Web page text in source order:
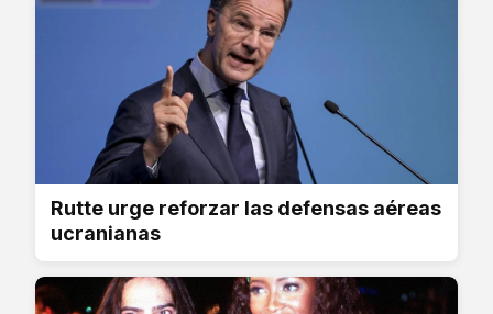
Rutte urge reforzar las defensas aéreas
ucranianas